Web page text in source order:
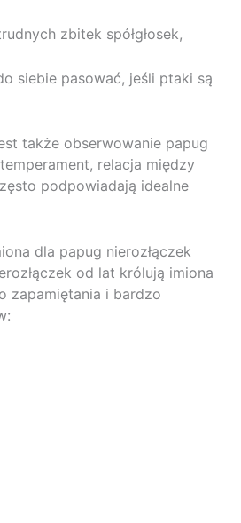
zbitek spółgłosek,
siebie pasować, jeśli ptaki są
także obserwowanie papug
relacja między
podpowiadają idealne
dla papug nierozłączek
od lat królują imiona
zapamiętania i bardzo